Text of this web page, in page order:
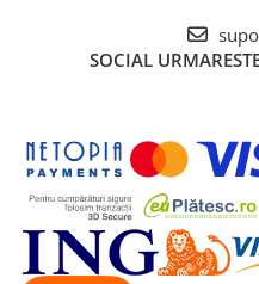
SOCIAL